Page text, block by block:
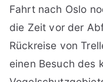
Fahrt nach Oslo
die Zeit vor der
Rückreise von
einen Besuch des